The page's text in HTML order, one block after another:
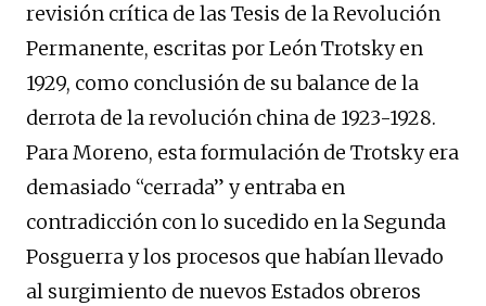
revisión crítica de las Tesis de la Revolución
Permanente, escritas por León Trotsky en
1929, como conclusión de su balance de la
derrota de la revolución china de 1923-1928.
Para Moreno, esta formulación de Trotsky era
demasiado “cerrada” y entraba en
contradicción con lo sucedido en la Segunda
Posguerra y los procesos que habían llevado
al surgimiento de nuevos Estados obreros